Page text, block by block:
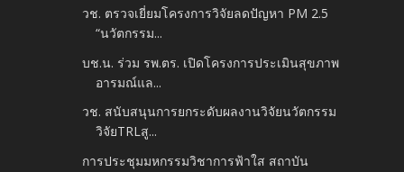
วช. ตรวจเยี่ยมโครงการวิจัยลดปัญหา PM 2.5
“นวัตกรรม...
บช.น. ร่วม รพ.ตร. เปิดโครงการประเมินสุขภาพ
อารมณ์แล...
วช. สนับสนุนการยกระดับผลงานวิจัยนวัตกรรม
วิจัยTRLสู...
การประชุมมหกรรมวิชาการฟ้าใส สถาบัน